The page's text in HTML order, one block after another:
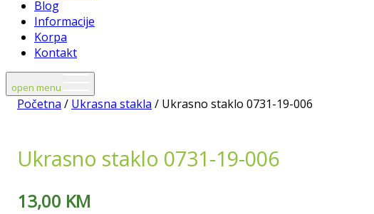
Blog
Informacije
Korpa
Kontakt
open menu
Početna / Ukrasna stakla / Ukrasno staklo 0731-19-006
Ukrasno staklo 0731-19-006
13,00 KM